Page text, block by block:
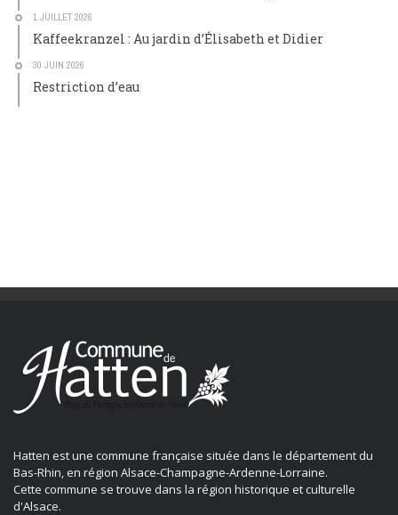
1 JUILLET 2026
Kaffeekranzel : Au jardin d’Élisabeth et Didier
30 JUIN 2026
Restriction d’eau
Hatten est une commune française située dans le département du
Bas-Rhin, en région Alsace-Champagne-Ardenne-Lorraine.
Cette commune se trouve dans la région historique et culturelle
d'Alsace.